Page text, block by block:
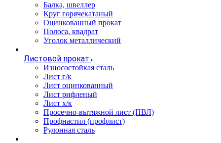
Балка, швеллер
Круг горячекатаный
Оцинкованный прокат
Полоса, квадрат
Уголок металлический
Листовой прокат
Износостойкая сталь
Лист г/к
Лист оцинкованный
Лист рифленый
Лист х/к
Просечно-вытяжной лист (ПВЛ)
Профнастил (профлист)
Рулонная сталь